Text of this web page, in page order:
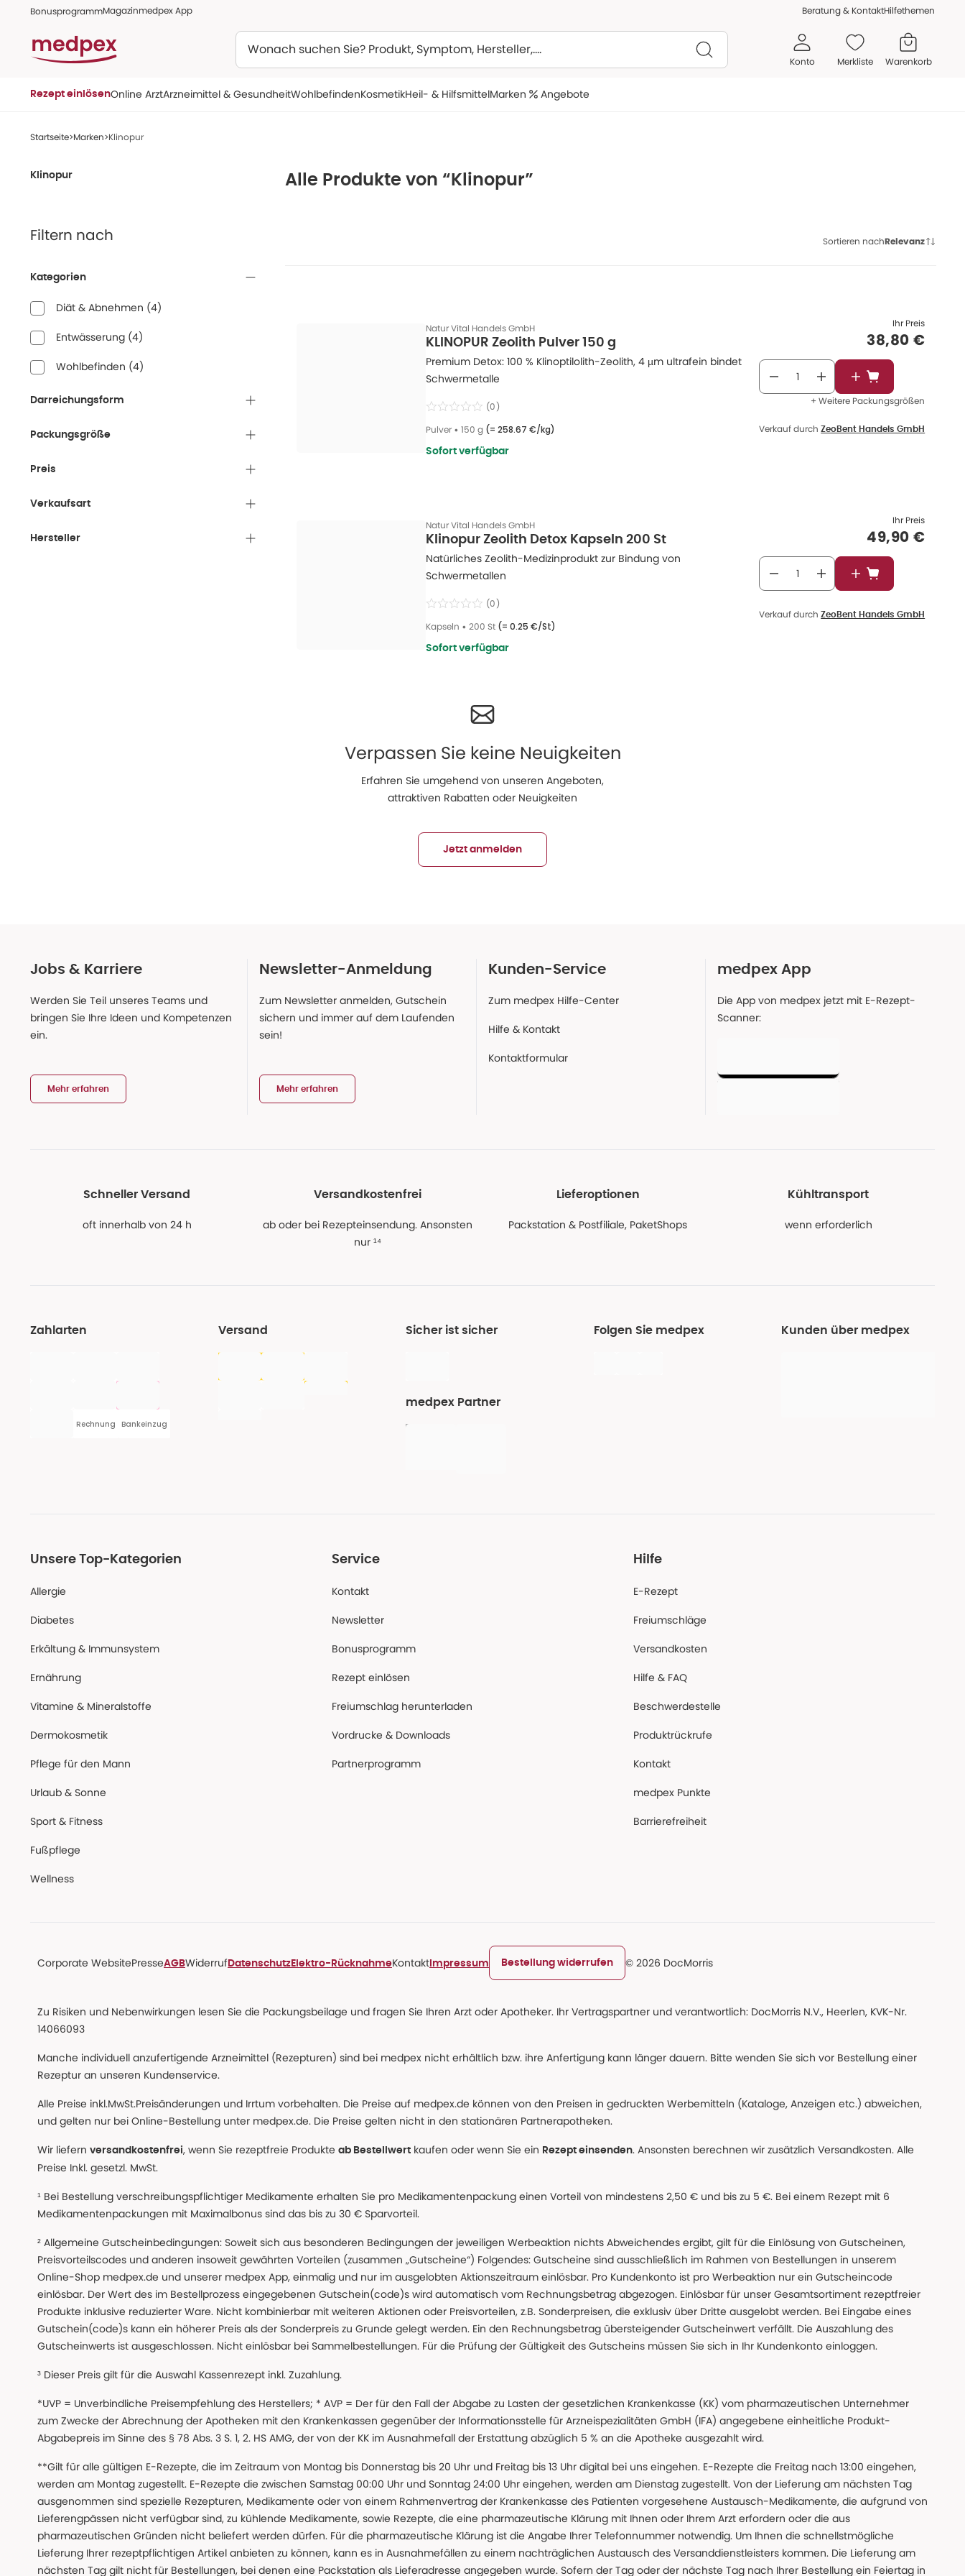
BonusprogrammMagazinmedpex App Beratung & KontaktHilfethemen
Konto Merkliste Warenkorb
Rezept einlösenOnline ArztArzneimittel & GesundheitWohlbefindenKosmetikHeil- & HilfsmittelMarken Angebote
Startseite Marken Klinopur
Alle Produkte von “Klinopur”
Klinopur
Filtern nach
Kategorien
Diät & Abnehmen (4)
Entwässerung (4)
Wohlbefinden (4)
Darreichungsform
Packungsgröße
Preis
Verkaufsart
Hersteller
Sortieren nachRelevanz
Natur Vital Handels GmbH
KLINOPUR Zeolith Pulver 150 g
Premium Detox: 100 % Klinoptilolith-Zeolith, 4 µm ultrafein bindet
Schwermetalle
(0)
Pulver • 150 g (= 258.67 €/kg)
Sofort verfügbar
Ihr Preis
38,80 €
In den Warenkorb
+ Weitere Packungsgrößen
Verkauf durch ZeoBent Handels GmbH
Natur Vital Handels GmbH
Klinopur Zeolith Detox Kapseln 200 St
Natürliches Zeolith-Medizinprodukt zur Bindung von
Schwermetallen
(0)
Kapseln • 200 St (= 0.25 €/St)
Sofort verfügbar
Ihr Preis
49,90 €
In den Warenkorb
Verkauf durch ZeoBent Handels GmbH
Verpassen Sie keine Neuigkeiten
Erfahren Sie umgehend von unseren Angeboten,
attraktiven Rabatten oder Neuigkeiten
Jetzt anmelden
Jobs & Karriere
Werden Sie Teil unseres Teams und
bringen Sie Ihre Ideen und Kompetenzen
ein.
Mehr erfahren
Newsletter-Anmeldung
Zum Newsletter anmelden, Gutschein
sichern und immer auf dem Laufenden
sein!
Mehr erfahren
Kunden-Service
Zum medpex Hilfe-Center
Hilfe & Kontakt
Kontaktformular
medpex App
Die App von medpex jetzt mit E-Rezept-
Scanner:
Schneller Versand
oft innerhalb von 24 h
Versandkostenfrei
ab oder bei Rezepteinsendung. Ansonsten
nur ¹⁴
Lieferoptionen
Packstation & Postfiliale, PaketShops
Kühltransport
wenn erforderlich
Zahlarten
Rechnung Bankeinzug
Versand Sicher ist sicher
medpex Partner
Folgen Sie medpex Kunden über medpex
Unsere Top-Kategorien
Allergie
Diabetes
Erkältung & Immunsystem
Ernährung
Vitamine & Mineralstoffe
Dermokosmetik
Pflege für den Mann
Urlaub & Sonne
Sport & Fitness
Fußpflege
Wellness
Service
Kontakt
Newsletter
Bonusprogramm
Rezept einlösen
Freiumschlag herunterladen
Vordrucke & Downloads
Partnerprogramm
Hilfe
E-Rezept
Freiumschläge
Versandkosten
Hilfe & FAQ
Beschwerdestelle
Produktrückrufe
Kontakt
medpex Punkte
Barrierefreiheit
Corporate WebsitePresseAGBWiderruf Datenschutz Elektro-RücknahmeKontakt Impressum Bestellung widerrufen © 2026 DocMorris
Zu Risiken und Nebenwirkungen lesen Sie die Packungsbeilage und fragen Sie Ihren Arzt oder Apotheker. Ihr Vertragspartner und verantwortlich: DocMorris N.V., Heerlen, KVK-Nr.
14066093
Manche individuell anzufertigende Arzneimittel (Rezepturen) sind bei medpex nicht erhältlich bzw. ihre Anfertigung kann länger dauern. Bitte wenden Sie sich vor Bestellung einer
Rezeptur an unseren Kundenservice.
Alle Preise inkl.MwSt.Preisänderungen und Irrtum vorbehalten. Die Preise auf medpex.de können von den Preisen in gedruckten Werbemitteln (Kataloge, Anzeigen etc.) abweichen,
und gelten nur bei Online-Bestellung unter medpex.de. Die Preise gelten nicht in den stationären Partnerapotheken.
Wir liefern versandkostenfrei, wenn Sie rezeptfreie Produkte ab Bestellwert kaufen oder wenn Sie ein Rezept einsenden. Ansonsten berechnen wir zusätzlich Versandkosten. Alle
Preise Inkl. gesetzl. MwSt.
¹ Bei Bestellung verschreibungspflichtiger Medikamente erhalten Sie pro Medikamentenpackung einen Vorteil von mindestens 2,50 € und bis zu 5 €. Bei einem Rezept mit 6
Medikamentenpackungen mit Maximalbonus sind das bis zu 30 € Sparvorteil.
² Allgemeine Gutscheinbedingungen: Soweit sich aus besonderen Bedingungen der jeweiligen Werbeaktion nichts Abweichendes ergibt, gilt für die Einlösung von Gutscheinen,
Preisvorteilscodes und anderen insoweit gewährten Vorteilen (zusammen „Gutscheine“) Folgendes: Gutscheine sind ausschließlich im Rahmen von Bestellungen in unserem
Online-Shop medpex.de und unserer medpex App, einmalig und nur im ausgelobten Aktionszeitraum einlösbar. Pro Kundenkonto ist pro Werbeaktion nur ein Gutscheincode
einlösbar. Der Wert des im Bestellprozess eingegebenen Gutschein(code)s wird automatisch vom Rechnungsbetrag abgezogen. Einlösbar für unser Gesamtsortiment rezeptfreier
Produkte inklusive reduzierter Ware. Nicht kombinierbar mit weiteren Aktionen oder Preisvorteilen, z.B. Sonderpreisen, die exklusiv über Dritte ausgelobt werden. Bei Eingabe eines
Gutschein(code)s kann ein höherer Preis als der Sonderpreis zu Grunde gelegt werden. Ein den Rechnungsbetrag übersteigender Gutscheinwert verfällt. Die Auszahlung des
Gutscheinwerts ist ausgeschlossen. Nicht einlösbar bei Sammelbestellungen. Für die Prüfung der Gültigkeit des Gutscheins müssen Sie sich in Ihr Kundenkonto einloggen.
³ Dieser Preis gilt für die Auswahl Kassenrezept inkl. Zuzahlung.
*UVP = Unverbindliche Preisempfehlung des Herstellers; * AVP = Der für den Fall der Abgabe zu Lasten der gesetzlichen Krankenkasse (KK) vom pharmazeutischen Unternehmer
zum Zwecke der Abrechnung der Apotheken mit den Krankenkassen gegenüber der Informationsstelle für Arzneispezialitäten GmbH (IFA) angegebene einheitliche Produkt-
Abgabepreis im Sinne des § 78 Abs. 3 S. 1, 2. HS AMG, der von der KK im Ausnahmefall der Erstattung abzüglich 5 % an die Apotheke ausgezahlt wird.
**Gilt für alle gültigen E-Rezepte, die im Zeitraum von Montag bis Donnerstag bis 20 Uhr und Freitag bis 13 Uhr digital bei uns eingehen. E-Rezepte die Freitag nach 13:00 eingehen,
werden am Montag zugestellt. E-Rezepte die zwischen Samstag 00:00 Uhr und Sonntag 24:00 Uhr eingehen, werden am Dienstag zugestellt. Von der Lieferung am nächsten Tag
ausgenommen sind spezielle Rezepturen, Medikamente oder von einem Rahmenvertrag der Krankenkasse des Patienten vorgesehene Austausch-Medikamente, die aufgrund von
Lieferengpässen nicht verfügbar sind, zu kühlende Medikamente, sowie Rezepte, die eine pharmazeutische Klärung mit Ihnen oder Ihrem Arzt erfordern oder die aus
pharmazeutischen Gründen nicht beliefert werden dürfen. Für die pharmazeutische Klärung ist die Angabe Ihrer Telefonnummer notwendig. Um Ihnen die schnellstmögliche
Lieferung Ihrer rezeptpflichtigen Artikel anbieten zu können, kann es in Ausnahmefällen zu einem nachträglichen Austausch des Versanddienstleisters kommen. Die Lieferung am
nächsten Tag gilt nicht für Bestellungen, bei denen eine Packstation als Lieferadresse angegeben wurde. Sofern der Tag oder der nächste Tag nach Ihrer Bestellung ein Feiertag in